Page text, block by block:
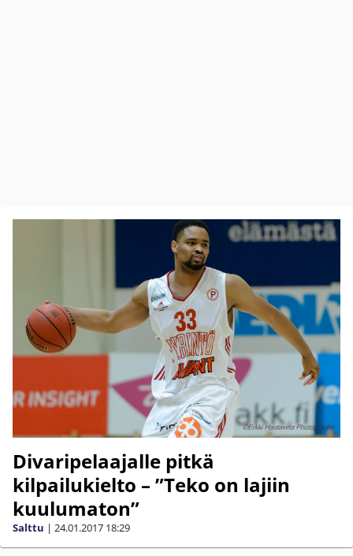
Divaripelaajalle pitkä
kilpailukielto – ”Teko on lajiin
kuulumaton”
Salttu | 24.01.2017 18:29